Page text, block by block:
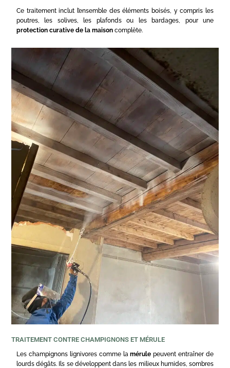
Ce traitement inclut l’ensemble des éléments boisés, y compris les
poutres, les solives, les plafonds ou les bardages, pour une
protection curative de la maison complète.
TRAITEMENT CONTRE CHAMPIGNONS ET MÉRULE
Les champignons lignivores comme lamérule peuvent entraîner de
lourds dégâts. Ils se développent dans les milieux humides, sombres